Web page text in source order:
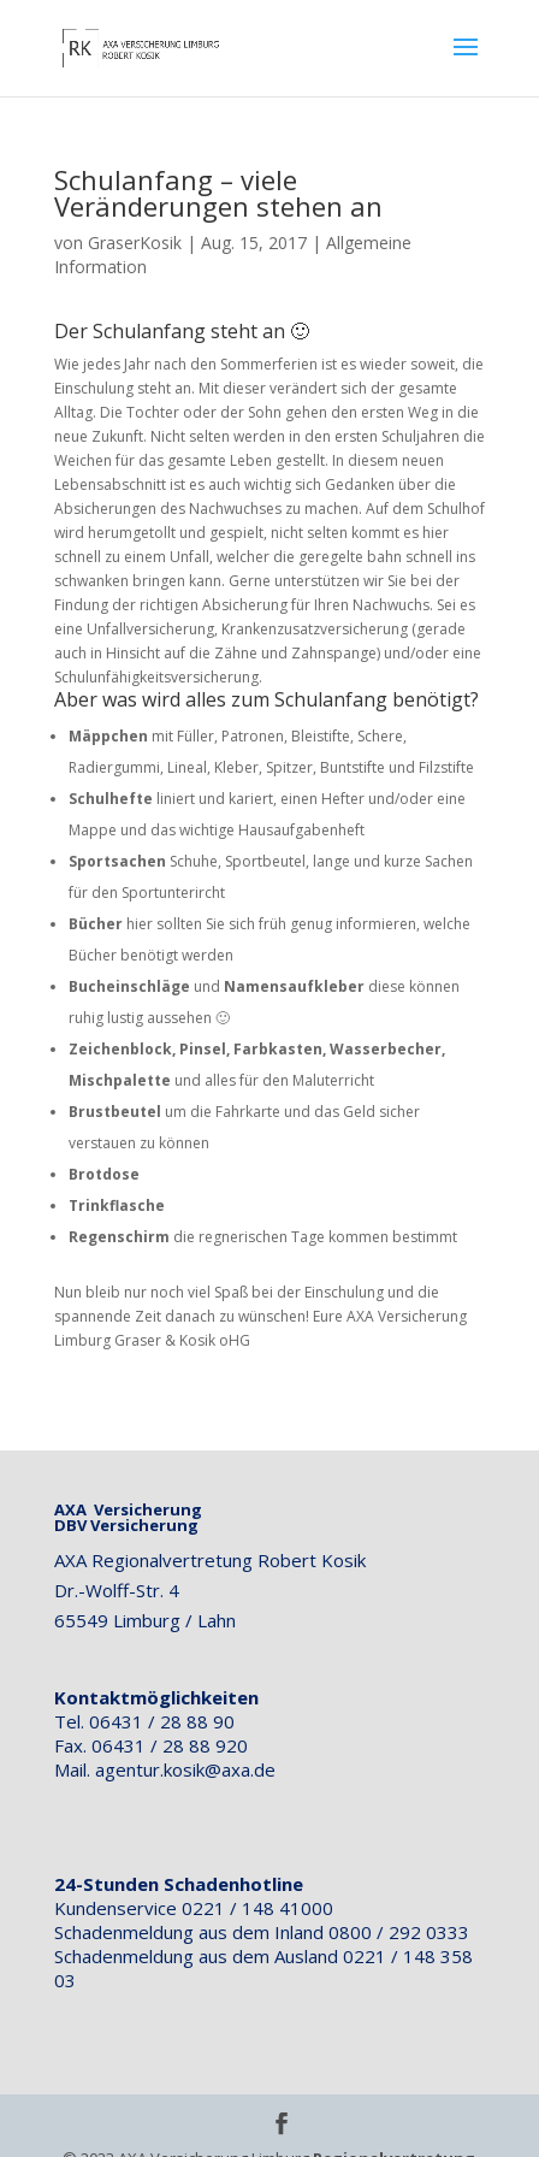
Schulanfang – viele
Veränderungen stehen an
von GraserKosik| Aug. 15, 2017| Allgemeine
Information
Der Schulanfang steht an 🙂
Wie jedes Jahr nach den Sommerferien ist es wieder soweit, die
Einschulung steht an. Mit dieser verändert sich der gesamte
Alltag. Die Tochter oder der Sohn gehen den ersten Weg in die
neue Zukunft. Nicht selten werden in den ersten Schuljahren die
Weichen für das gesamte Leben gestellt. In diesem neuen
Lebensabschnitt ist es auch wichtig sich Gedanken über die
Absicherungen des Nachwuchses zu machen. Auf dem Schulhof
wird herumgetollt und gespielt, nicht selten kommt es hier
schnell zu einem Unfall, welcher die geregelte bahn schnell ins
schwanken bringen kann. Gerne unterstützen wir Sie bei der
Findung der richtigen Absicherung für Ihren Nachwuchs. Sei es
eine Unfallversicherung, Krankenzusatzversicherung (gerade
auch in Hinsicht auf die Zähne und Zahnspange) und/oder eine
Schulunfähigkeitsversicherung.
Aber was wird alles zum Schulanfang benötigt?
Mäppchen mit Füller, Patronen, Bleistifte, Schere,
Radiergummi, Lineal, Kleber, Spitzer, Buntstifte und Filzstifte
Schulhefte liniert und kariert, einen Hefter und/oder eine
Mappe und das wichtige Hausaufgabenheft
Sportsachen Schuhe, Sportbeutel, lange und kurze Sachen
für den Sportunterircht
Bücher hier sollten Sie sich früh genug informieren, welche
Bücher benötigt werden
Bucheinschläge und Namensaufkleberdiese können
ruhig lustig aussehen 🙂
Zeichenblock, Pinsel, Farbkasten, Wasserbecher,
Mischpalette und alles für den Maluterricht
Brustbeutel um die Fahrkarte und das Geld sicher
verstauen zu können
Brotdose
Trinkflasche
Regenschirm die regnerischen Tage kommen bestimmt
Nun bleib nur noch viel Spaß bei der Einschulung und die
spannende Zeit danach zu wünschen! Eure AXA Versicherung
Limburg Graser & Kosik oHG
AXA Versicherung
DBV Versicherung
AXA Regionalvertretung Robert Kosik
Dr.-Wolff-Str. 4
65549 Limburg / Lahn
Kontaktmöglichkeiten
Tel. 06431 / 28 88 90
Fax. 06431 / 28 88 920
Mail. agentur.kosik@axa.de
24-Stunden Schadenhotline
Kundenservice 0221 / 148 41000
Schadenmeldung aus dem Inland 0800 / 292 0333
Schadenmeldung aus dem Ausland 0221 / 148 358
03